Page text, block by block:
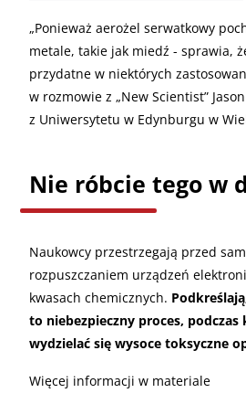
„Ponieważ aerożel serwatkowy
metale, takie jak miedź - sprawia,
przydatne w niektórych
w rozmowie z „New Scientist”
z Uniwersytetu w Edynburgu w
Nie róbcie tego w
Naukowcy przestrzegają przed
rozpuszczaniem urządzeń
kwasach chemicznych.
to niebezpieczny proces,
wydzielać się wysoce toksyczne
Więcej informacji w materiale